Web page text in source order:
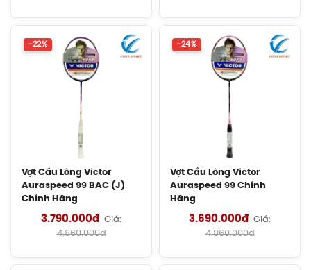
Chính Hãng
1.900.000đ
Giày Asics Court Hunter FF Women
Giày Asics UPCOURT 6 Women
(1072A107.500) Chính Hãng
1.269.000đ
(1072119.500) Chính Hãng
-22%
Vợt Cầu Lông Victor
Auraspeed 99 BAC (J)
Chính Hãng
3.790.000đ-Giá:
4.860.000đ
-24%
Vợt Cầu Lông Victor
Auraspeed 99 Chính
Hãng
3.690.000đ-Giá:
4.860.000đ